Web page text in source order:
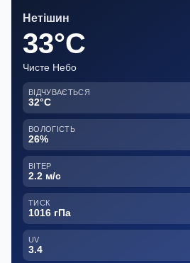
Нетішин
33°C
Чисте Небо
ВІДЧУВАЄТЬСЯ
32°C
ВОЛОГІСТЬ
26%
ВІТЕР
2.2 м/с
ТИСК
1016 гПа
UV
3.4